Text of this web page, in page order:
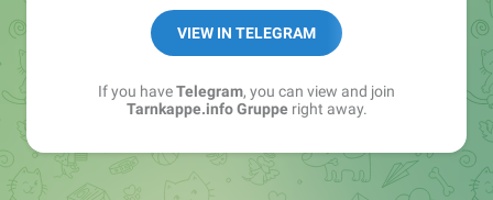
Best of:@bestoftarnkappe
Kochen: https://t.me/+WSW5F1VcmhliMjk6
VIEW IN TELEGRAM
If you haveTelegram, you can view and join
Tarnkappe.info Grupperight away.